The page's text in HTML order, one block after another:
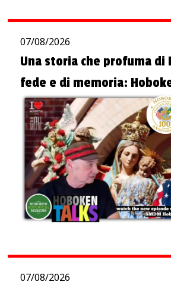
07/08/2026
Una storia che profuma di
fede e di memoria:
07/08/2026